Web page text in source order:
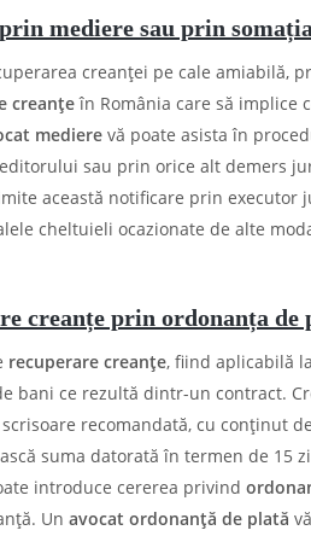
mediere sau prin
creanței pe cale amiabilă,
creanțeîn România care să implice
mediere vă poate asista în
sau prin orice alt demers
această notificare prin executor
cheltuieli ocazionate de alte
creanțe prin ordonanța de
recuperare creanțe, fiind aplicabilă
bani ce rezultă dintr-un contract.
recomandată, cu conținut
suma datorată în termen de 15
introduce cererea privind
Un avocat ordonanță de plată